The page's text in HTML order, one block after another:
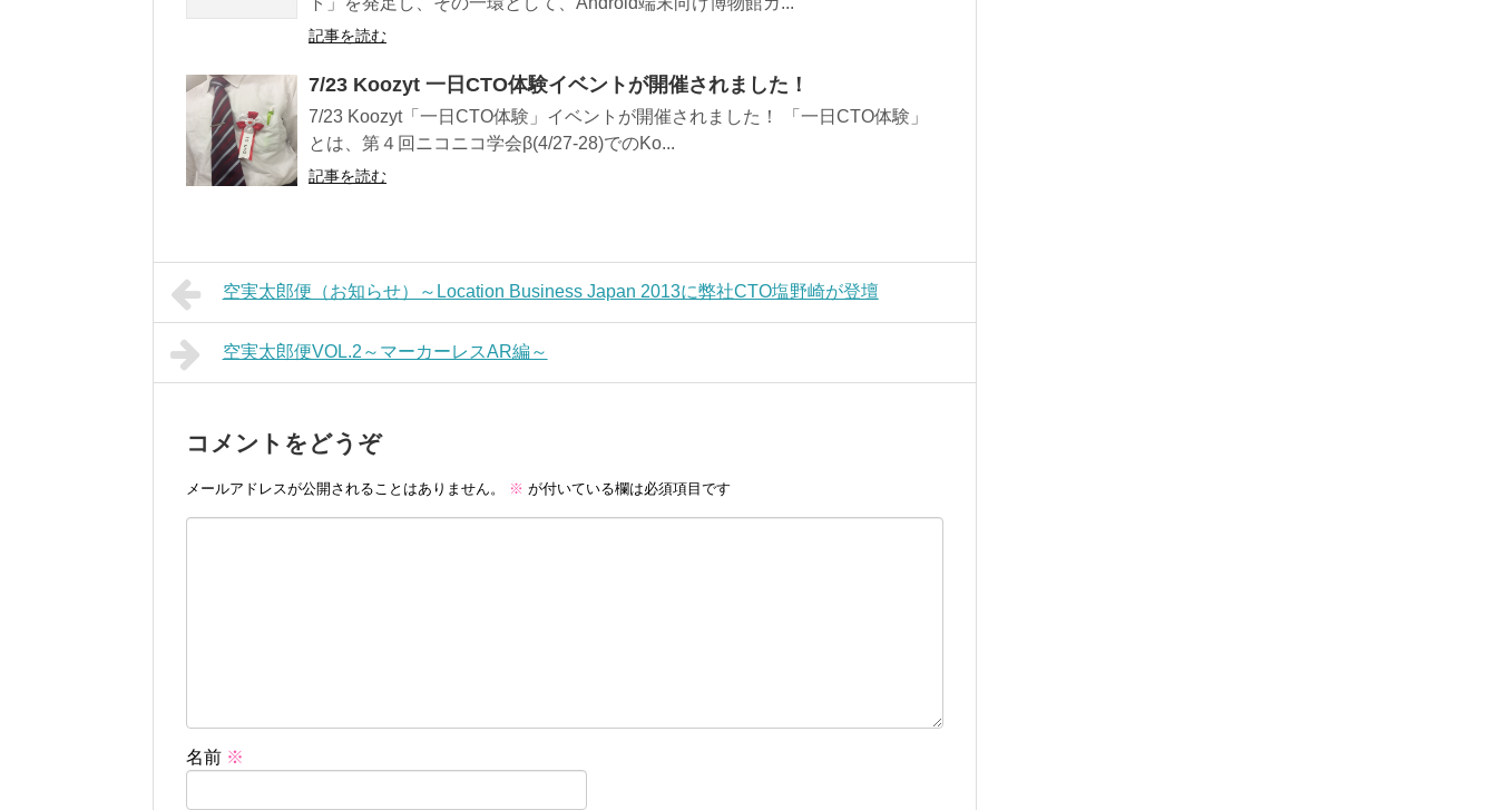
記事を読む
7/23 Koozyt 一日CTO体験イベントが開催されました！
7/23 Koozyt「一日CTO体験」イベントが開催されました！ 「一日CTO体験」
とは、第４回ニコニコ学会β(4/27-28)でのKo...
記事を読む
空実太郎便（お知らせ）～Location Business Japan 2013に弊社CTO塩野崎が登壇
空実太郎便VOL.2～マーカーレスAR編～
コメントをどうぞ
メールアドレスが公開されることはありません。 ※ が付いている欄は必須項目です
名前 ※